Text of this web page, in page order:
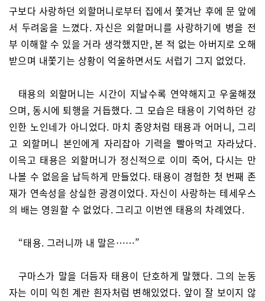
구보다 사랑하던 외할머니로부터 집에서 쫓겨난 후에 문 앞에
서 두려움을 느꼈다. 자신은 외할머니를 사랑하기에 병을 전
부 이해할 수 있을 거라 생각했지만, 본 적 없는 아버지로 오해
받으며 내쫓기는 상황이 억울하면서도 서럽기 그지 없었다.
태용의 외할머니는 시간이 지날수록 연약해지고 우울해졌
으며, 동시에 퇴행을 거듭했다. 그 모습은 태용이 기억하던 강
인한 노인네가 아니었다. 마치 종양처럼 태용과 어머니, 그리
고 외할머니 본인에게 자리잡아 기력을 빨아먹고 자라났다.
이윽고 태용은 외할머니가 정신적으로 이미 죽어, 다시는 만
나볼 수 없음을 납득하게 만들었다. 태용이 경험한 첫 번째 존
재가 연속성을 상실한 광경이었다. 자신이 사랑하는 테세우스
의 배는 영원할 수 없었다. 그리고 이번엔 태용의 차례였다.
“태용. 그러니까 내 말은……”
구마스가 말을 더듬자 태용이 단호하게 말했다. 그의 눈동
자는 이미 익힌 계란 흰자처럼 변해있었다. 앞이 잘 보이지 않